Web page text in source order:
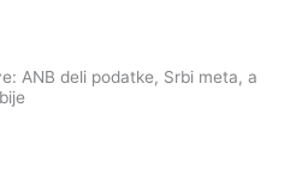
ANB deli podatke, Srbi meta, a